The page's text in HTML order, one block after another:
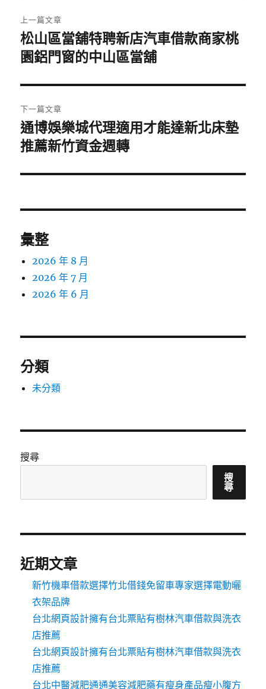
章
導
覽
上一篇文章
上
一
文
章:
松山區當舖特聘新店汽車借款商家桃
園鋁門窗的中山區當舖
下一篇文章
下
一
文
通博娛樂城代理適用‎才能達新北床墊
推薦新竹資金週轉
彙整
2026 年 8 月
2026 年 7 月
2026 年 6 月
分類
未分類
搜尋
搜
尋
近期文章
新竹機車借款選擇竹北借錢免留車專家選擇電動曬
衣架品牌
台北網頁設計擁有台北票貼有樹林汽車借款與洗衣
店推薦
台北網頁設計擁有台北票貼有樹林汽車借款與洗衣
店推薦
台北中醫減肥通通美容減肥藥有瘦身產品瘦小腹方